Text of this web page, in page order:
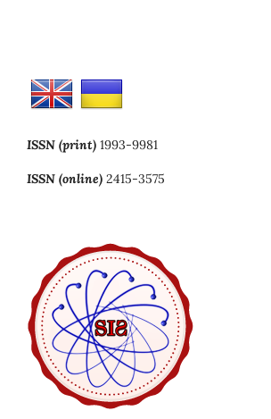
ISSN (print) 1993-9981
ISSN (online) 2415-3575